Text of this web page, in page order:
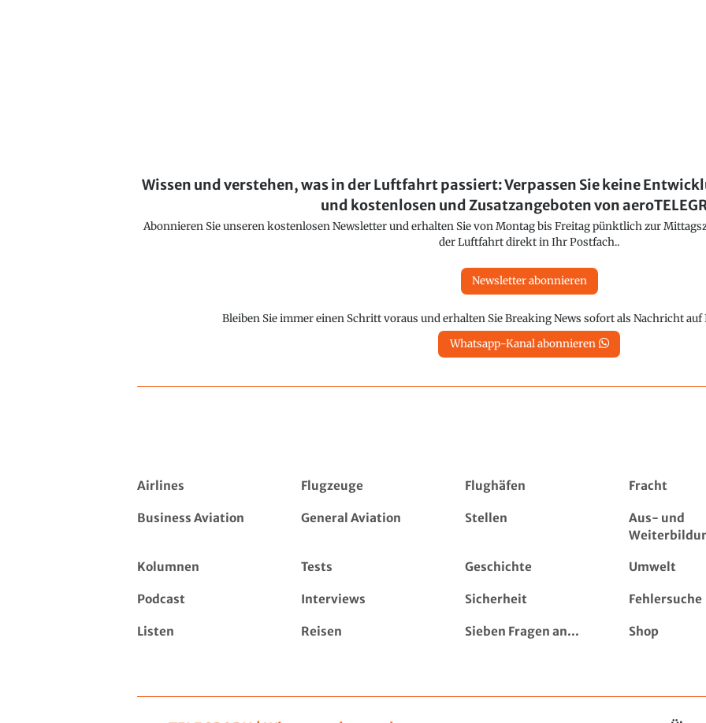
Wissen und verstehen, was in der Luftfahrt passiert: Verpassen Sie keine
und kostenlosen und Zusatzangeboten von
Abonnieren Sie unseren kostenlosen Newsletter und erhalten Sie von Montag bis Freitag pünktlich zur
der Luftfahrt direkt in Ihr Postfach..
Newsletter abonnieren
Bleiben Sie immer einen Schritt voraus und erhalten Sie Breaking News sofort als Nachricht
Whatsapp-Kanal abonnieren
Airlines Flugzeuge Flughäfen Fracht
Business Aviation General Aviation Stellen
Aus- und
Kolumnen Tests Geschichte Umwelt
Podcast Interviews Sicherheit Fehlersuche
Listen Reisen Sieben Fragen an... Shop